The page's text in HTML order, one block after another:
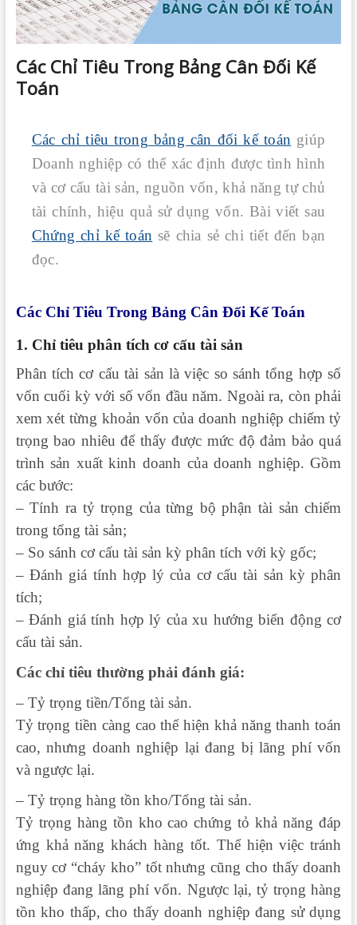
Các Chỉ Tiêu Trong Bảng Cân Đối Kế
Toán
Các chỉ tiêu trong bảng cân đối kế toán giúp
Doanh nghiệp có thể xác định được tình hình
và cơ cấu tài sản, nguồn vốn, khả năng tự chủ
tài chính, hiệu quả sử dụng vốn. Bài viết sau
Chứng chỉ kế toán sẽ chia sẻ chi tiết đến bạn
đọc.
Các Chỉ Tiêu Trong Bảng Cân Đối Kế Toán
1. Chỉ tiêu phân tích cơ cấu tài sản
Phân tích cơ cấu tài sản là việc so sánh tổng hợp số
vốn cuối kỳ với số vốn đầu năm. Ngoài ra, còn phải
xem xét từng khoản vốn của doanh nghiệp chiếm tỷ
trọng bao nhiêu để thấy được mức độ đảm bảo quá
trình sản xuất kinh doanh của doanh nghiệp. Gồm
các bước:
– Tính ra tỷ trọng của từng bộ phận tài sản chiếm
trong tổng tài sản;
– So sánh cơ cấu tài sản kỳ phân tích với kỳ gốc;
– Đánh giá tính hợp lý của cơ cấu tài sản kỳ phân
tích;
– Đánh giá tính hợp lý của xu hướng biến động cơ
cấu tài sản.
Các chỉ tiêu thường phải đánh giá:
– Tỷ trọng tiền/Tổng tài sản.
Tỷ trọng tiền càng cao thể hiện khả năng thanh toán
cao, nhưng doanh nghiệp lại đang bị lãng phí vốn
và ngược lại.
– Tỷ trọng hàng tồn kho/Tổng tài sản.
Tỷ trọng hàng tồn kho cao chứng tỏ khả năng đáp
ứng khả năng khách hàng tốt. Thể hiện việc tránh
nguy cơ “cháy kho” tốt nhưng cũng cho thấy doanh
nghiệp đang lãng phí vốn. Ngược lại, tỷ trọng hàng
tồn kho thấp, cho thấy doanh nghiệp đang sử dụng